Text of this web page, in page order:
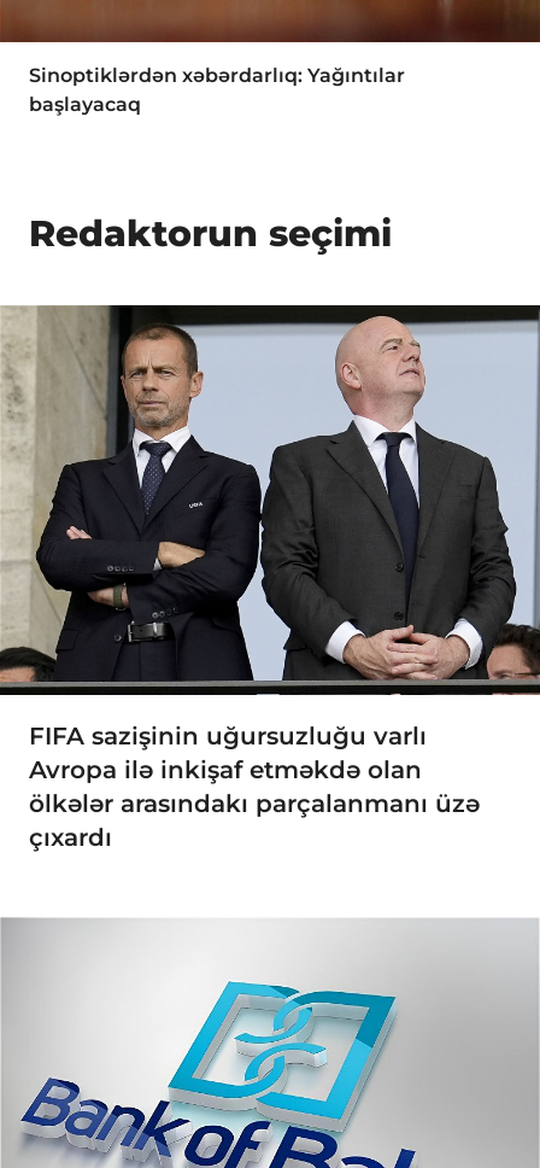
Sinoptiklərdən xəbərdarlıq: Yağıntılar
başlayacaq
Redaktorun seçimi
FIFA sazişinin uğursuzluğu varlı
Avropa ilə inkişaf etməkdə olan
ölkələr arasındakı parçalanmanı üzə
çıxardı